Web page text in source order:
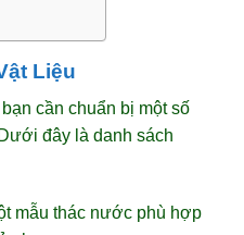
Liệu
cần chuẩn bị một số
đây là danh sách
mẫu thác nước phù hợp